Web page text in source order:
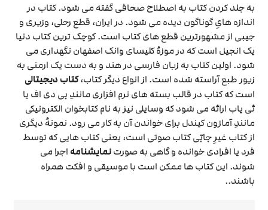
به جلد کردن کتاب به اصطلاح صحافی گفته می شود. کتاب در
اندازه هایِ گوناگون دیده می شود. در ایران، قطع رحلی، وزیری و
جیبی از مشهورترین قطع های کتاب است. کوچک ترین کتاب دنیا
یک انجیل است که در موزهٔ کلیسای وانک اصفهان نگهداری می
شود. اولین کتاب به زبان فارسی در هند و به دست یک ارمنی به
زیور طبع آراسته شده است. از انواع دیگر کتاب،کتاب دیجیتالی
است که کتاب در قالب بسته های نرم افزاری مانندِ پی دی اف یا
ئی پاب ارائه می شود که وسایلی نیز به نام کتابخوان الکترونیکی
مانندِ آمازون کیندل برای خواندن آن به کار می رود. نمونهٔ دیگری
از کتاب غیرِ چاپّی کتاب صوتی است، یعنی کتاب هایی که توسط
فرد یا افرادی خوانده و گاهی به صورتنمایشنامه اجرا می
شوند. این کتاب ها ممکن است با موسیقی و افکت همراه
باشند..